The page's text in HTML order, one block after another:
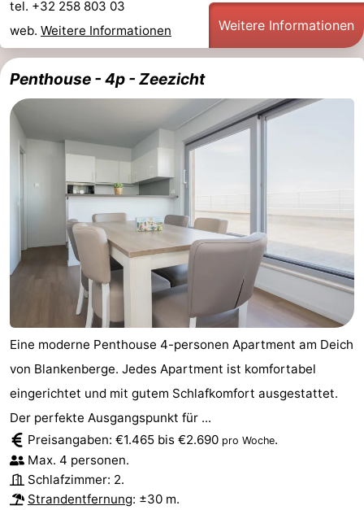
tel. +32 258 803 03
web. Weitere Informationen Weitere Informationen
Penthouse - 4p - Zeezicht
Eine moderne Penthouse 4-personen Apartment am Deich
von Blankenberge. Jedes Apartment ist komfortabel
eingerichtet und mit gutem Schlafkomfort ausgestattet.
Der perfekte Ausgangspunkt für ...
Preisangaben: €1.465 bis €2.690 pro Woche.
Max. 4 personen.
Schlafzimmer: 2.
Strandentfernung: ±30 m.